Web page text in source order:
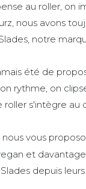
au roller, on
nous avons
notre
été de
rythme, on
roller s'intègre au
vous
et
depuis